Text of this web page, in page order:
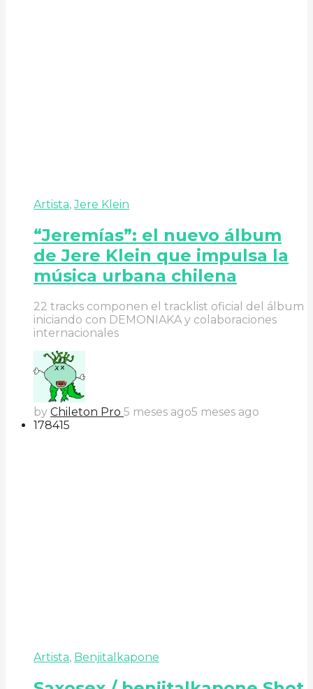
Artista,Jere Klein
“Jeremías”: el nuevo álbum
de Jere Klein que impulsa la
música urbana chilena
22 tracks componen el tracklist oficial del álbum
iniciando con DEMONIAKA y colaboraciones
internacionales
by Chileton Pro 5 meses ago5 meses ago
178415
Artista, Benjitalkapone